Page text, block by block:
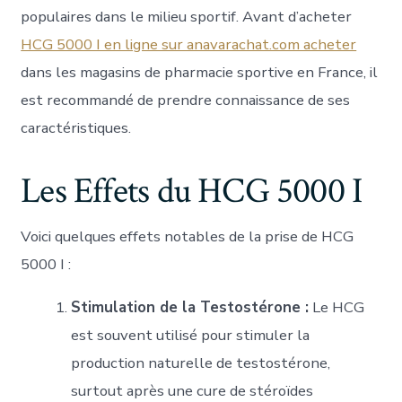
populaires dans le milieu sportif. Avant d’acheter
HCG 5000 I en ligne sur anavarachat.com acheter
dans les magasins de pharmacie sportive en France, il
est recommandé de prendre connaissance de ses
caractéristiques.
Les Effets du HCG 5000 I
Voici quelques effets notables de la prise de HCG
5000 I :
Stimulation de la Testostérone : Le HCG
est souvent utilisé pour stimuler la
production naturelle de testostérone,
surtout après une cure de stéroïdes